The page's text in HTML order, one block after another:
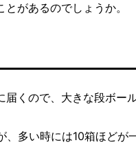
があるのでしょうか。
届くので、大きな段ボー
、多い時には10箱ほどが